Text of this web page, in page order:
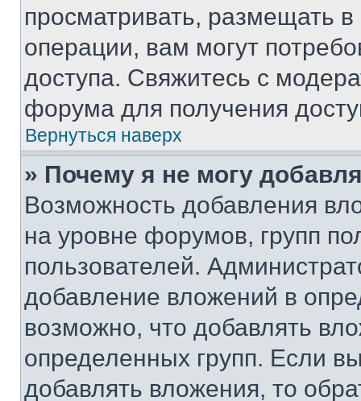
просматривать, размещать
операции, вам могут
доступа. Свяжитесь с
форума для получения
Вернуться наверх
» Почему я не могу
Возможность добавления
на уровне форумов, групп
пользователей.
добавление вложений в
возможно, что добавлять
определенных групп. Если
добавлять вложения, то